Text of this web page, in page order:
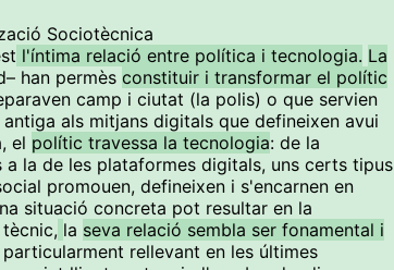
Sociotècnica
l'íntima relació entre política i tecnologia. La
han permès constituir i transformar el polític
camp i ciutat (la polis) o que servien
als mitjans digitals que defineixen avui
el polític travessa la tecnologia: de la
la de les plataformes digitals, uns certs tipus
promouen, defineixen i s'encarnen en
situació concreta pot resultar en la
la seva relació sembla ser fonamental i
rellevant en les últimes